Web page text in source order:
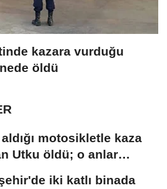
kazara vurduğu
öldü
motosikletle kaza
Utku öldü; o anlar
iki katlı binada